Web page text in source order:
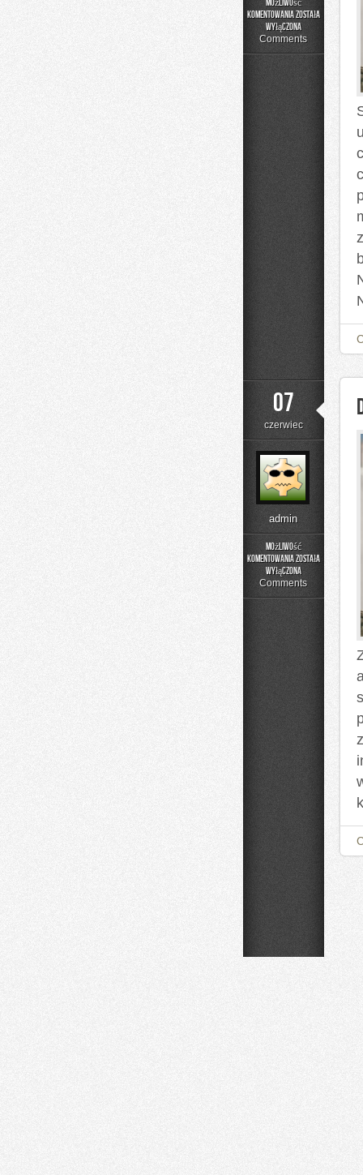
Możliwość
komentowania
Catering
została
wyłączona
Comments
07
czerwiec
admin
Możliwość
komentowania
Domowe
została
wyłączona
Comments